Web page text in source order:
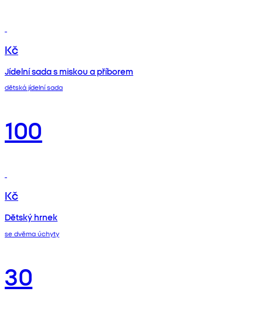
Kč
Jídelní sada s miskou a příborem
dětská jídelní sada
100
Kč
Dětský hrnek
se dvěma úchyty
30